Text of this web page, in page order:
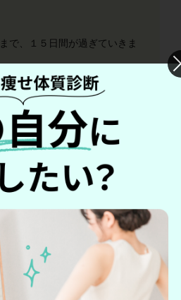
で、１５日間が過ぎていきま
飲んでいてちょっと気になり
２カ月以上飲んでみないこと
果は出ないんじゃないか